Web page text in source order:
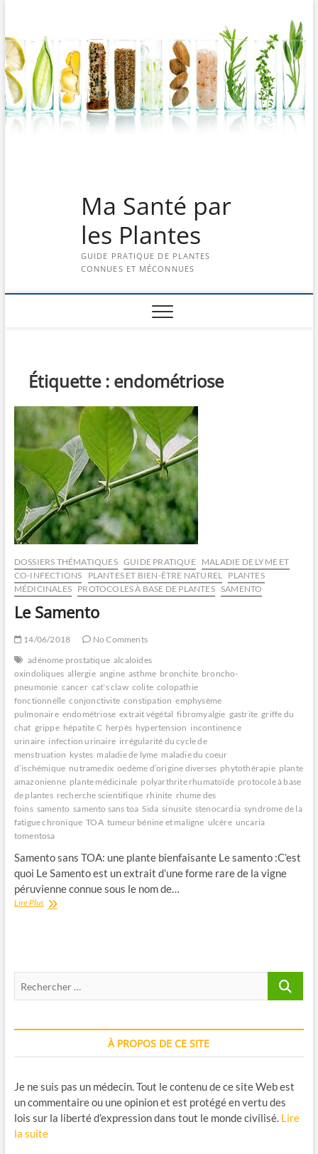
content
Ma Santé par
les Plantes
GUIDE PRATIQUE DE PLANTES
CONNUES ET MÉCONNUES
Étiquette : endométriose
DOSSIERS THÉMATIQUES GUIDE PRATIQUE
MALADIE DE LYME ET
CO-INFECTIONS
PLANTES ET BIEN-ÊTRE NATUREL PLANTES
MÉDICINALES
PROTOCOLES À BASE DE PLANTES SAMENTO
Le Samento
14/06/2018
No Comments
adénome prostatique alcaloïdes
oxindoliques allergie angine asthme bronchite broncho-
pneumonie cancer cat's claw colite colopathie
fonctionnelle conjonctivite constipation emphysème
pulmonaire endométriose extrait végétal fibromyalgie gastrite griffe du
chat grippe hépatite C herpès hypertension incontinence
urinaire infection urinaire irrégularité du cycle de
menstruation kystes maladie de lyme maladie du coeur
d’ischémique nutramedix oedème d’origine diverses phytothérapie plante
amazonienne plante médicinale polyarthrite rhumatoïde protocole à base
de plantes recherche scientifique rhinite rhume des
foins samento samento sans toa Sida sinusite stenocardia syndrome de la
fatigue chronique TOA tumeur bénine et maligne ulcère uncaria
tomentosa
Samento sans TOA: une plante bienfaisante Le samento :C’est
quoi Le Samento est un extrait d’une forme rare de la vigne
péruvienne connue sous le nom de…
Lire PlusLe
À PROPOS DE CE SITE
Je ne suis pas un médecin. Tout le contenu de ce site Web est
un commentaire ou une opinion et est protégé en vertu des
lois sur la liberté d’expression dans tout le monde civilisé. Lire
la suite